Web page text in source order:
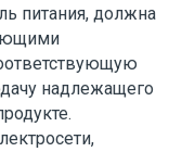
питания, должна
надлежащего